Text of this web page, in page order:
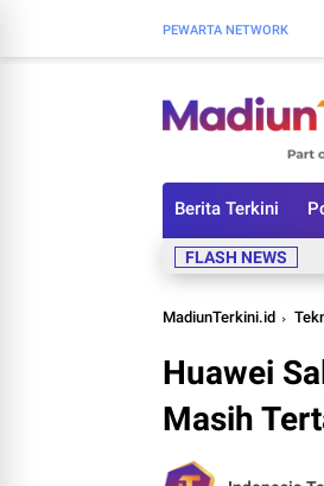
PEWARTA NETWORK
Berita Terkini
FLASH NEWS
MadiunTerkini.id
Huawei
Masih